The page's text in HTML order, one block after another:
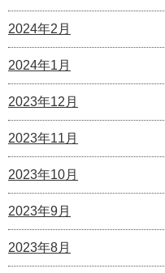
2024年2月
2024年1月
2023年12月
2023年11月
2023年10月
2023年9月
2023年8月